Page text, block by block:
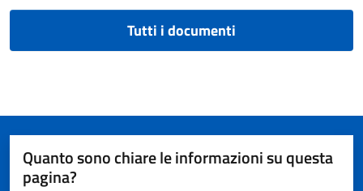
Tutti i documenti
Quanto sono chiare le informazioni su questa
pagina?